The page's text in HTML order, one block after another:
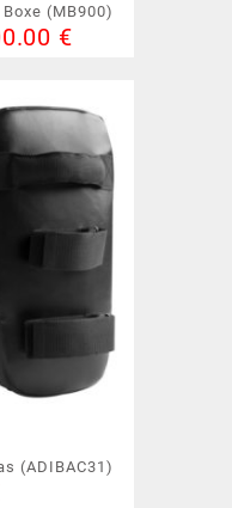
(MB900)
€Plage
52.00 €
à
100.00 €
(ADIBAC31)